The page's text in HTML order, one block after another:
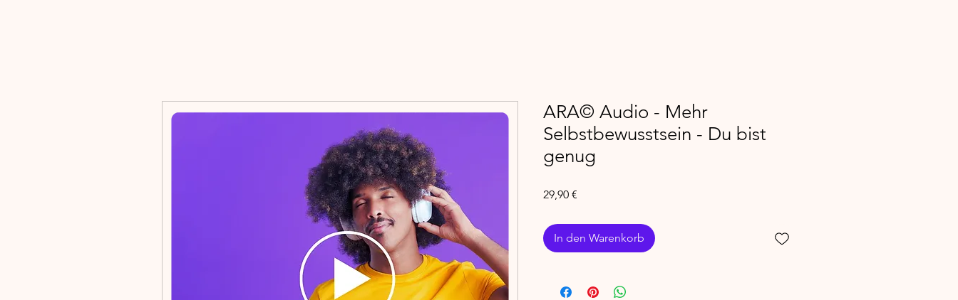
ARA© Audio - Mehr
Selbstbewusstsein - Du bist
genug
29,90 €
In den Warenkorb